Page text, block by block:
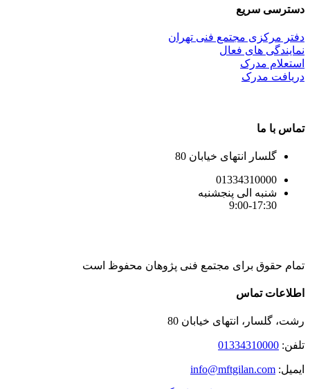
دسترسی سریع
دفتر مرکزی مجتمع فنی تهران
نمایندگی های فعال
استعلام مدرک
دریافت مدرک
تماس با ما
گلسار انتهای خیابان 80
01334310000
شنبه الی پنجشنبه
9:00-17:30
تمام حقوق برای مجتمع فنی پژوهان محفوظ است
Instagram
LinkedIn
Toggle
Bar
Area
اطلاعات تماس
رشت، گلسار، انتهای خیابان 80
تلفن: 01334310000
ایمیل: info@mftgilan.com